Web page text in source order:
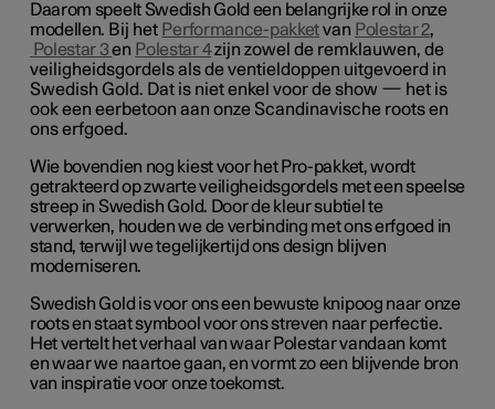
Daarom speelt Swedish Gold een belangrijke rol in onze
modellen. Bij het Performance-pakketvan Polestar 2,
Polestar 3en Polestar 4zijnzowelde remklauwen, de
veiligheidsgordelsals deventieldoppen uitgevoerd in
Swedish Gold. Dat is niet enkel voor de show — het is
ook een eerbetoon aan onze Scandinavische rootsen
onserfgoed.
Wie bovendien nog kiest voor het Pro-pakket, wordt
getrakteerd op zwarte veiligheidsgordels met een speelse
streep in Swedish Gold. Door de kleur subtiel te
verwerken, houden we de verbinding met ons erfgoed in
stand, terwijl we tegelijkertijd ons design blijven
moderniseren.
Swedish Gold is voor ons een bewuste knipoog naar onze
roots en staat symbool voor ons streven naar perfectie.
Het vertelt het verhaal van waar Polestar vandaan komt
en waar we naartoe gaan, en vormt zo een blijvende bron
van inspiratie voor onze toekomst.